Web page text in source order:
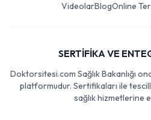
VideolarBlogOnline
SERTİFİKA VE
Doktorsitesi.com Sağlık Bakanlığı
platformudur. Sertifikaları ile
sağlık hizmetlerine